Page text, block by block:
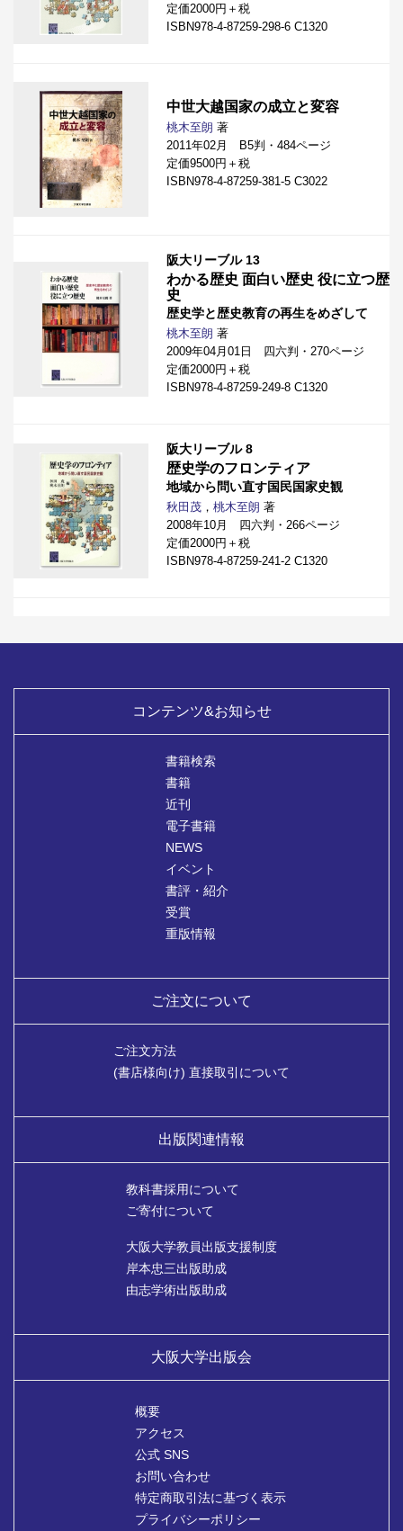
定価2000円＋税
ISBN978-4-87259-298-6 C1320
中世大越国家の成立と変容
桃木至朗 著
2011年02月 B5判・484ページ
定価9500円＋税
ISBN978-4-87259-381-5 C3022
阪大リーブル 13
わかる歴史 面白い歴史 役に立つ歴
史
歴史学と歴史教育の再生をめざして
桃木至朗 著
2009年04月01日 四六判・270ページ
定価2000円＋税
ISBN978-4-87259-249-8 C1320
阪大リーブル 8
歴史学のフロンティア
地域から問い直す国民国家史観
秋田茂 ， 桃木至朗 著
2008年10月 四六判・266ページ
定価2000円＋税
ISBN978-4-87259-241-2 C1320
コンテンツ&お知らせ
書籍検索
書籍
近刊
電子書籍
NEWS
イベント
書評・紹介
受賞
重版情報
ご注文について
ご注文方法
(書店様向け) 直接取引について
出版関連情報
教科書採用について
ご寄付について
大阪大学教員出版支援制度
岸本忠三出版助成
由志学術出版助成
大阪大学出版会
概要
アクセス
公式 SNS
お問い合わせ
特定商取引法に基づく表示
プライバシーポリシー